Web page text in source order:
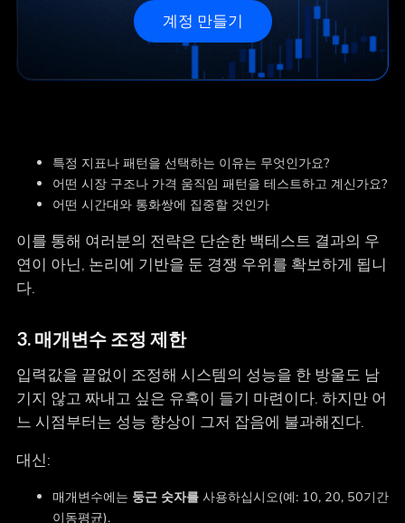
계정 만들기
특정 지표나 패턴을 선택하는 이유는 무엇인가요?
어떤 시장 구조나 가격 움직임 패턴을 테스트하고 계신가요?
어떤 시간대와 통화쌍에 집중할 것인가
이를 통해 여러분의 전략은 단순한 백테스트 결과의 우
연이 아닌, 논리에 기반을 둔 경쟁 우위를 확보하게 됩니
다.
3. 매개변수 조정 제한
입력값을 끝없이 조정해 시스템의 성능을 한 방울도 남
기지 않고 짜내고 싶은 유혹이 들기 마련이다. 하지만 어
느 시점부터는 성능 향상이 그저 잡음에 불과해진다.
대신:
매개변수에는 둥근 숫자를사용하십시오(예: 10, 20, 50기간
이동평균).